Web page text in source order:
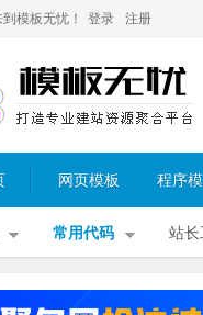
模板无忧！ 登录 注册
网页模板 程序
常用代码 站长